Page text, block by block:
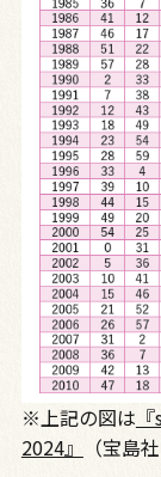
※上記の図は
2024』
（宝島